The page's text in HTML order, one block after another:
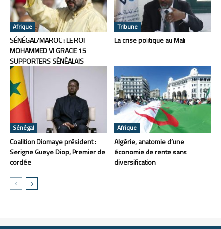
Afrique
SÉNÉGAL/MAROC : LE ROI
MOHAMMED VI GRACIE 15
SUPPORTERS SÉNÉALAIS
Tribune
La crise politique au Mali
Sénégal
Coalition Diomaye président :
Serigne Gueye Diop, Premier de
cordée
Afrique
Algérie, anatomie d’une
économie de rente sans
diversification